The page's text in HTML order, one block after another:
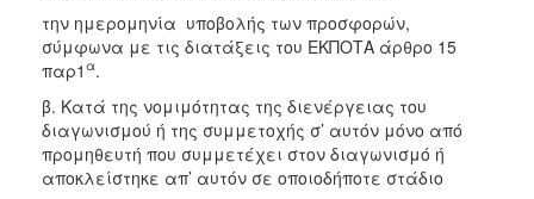
την ημερομηνία υποβολής των προσφορών,
σύμφωνα με τις διατάξεις του ΕΚΠΟΤΑ άρθρο 15
παρ1 α.
β. Κατά της νομιμότητας της διενέργειας του
διαγωνισμού ή της συμμετοχής σ’ αυτόν μόνο από
προμηθευτή που συμμετέχει στον διαγωνισμό ή
αποκλείστηκε απ’ αυτόν σε οποιοδήποτε στάδιο